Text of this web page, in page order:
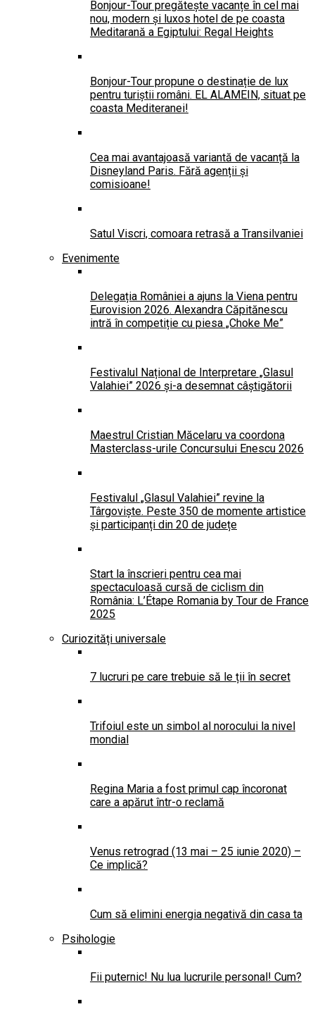
Bonjour-Tour pregătește vacanțe în cel mai
nou, modern și luxos hotel de pe coasta
Meditarană a Egiptului: Regal Heights
Bonjour-Tour propune o destinație de lux
pentru turiștii români. EL ALAMEIN, situat pe
coasta Mediteranei!
Cea mai avantajoasă variantă de vacanță la
Disneyland Paris. Fără agenții și
comisioane!
Satul Viscri, comoara retrasă a Transilvaniei
Evenimente
Delegația României a ajuns la Viena pentru
Eurovision 2026. Alexandra Căpitănescu
intră în competiție cu piesa „Choke Me”
Festivalul Național de Interpretare „Glasul
Valahiei” 2026 și-a desemnat câștigătorii
Maestrul Cristian Măcelaru va coordona
Masterclass-urile Concursului Enescu 2026
Festivalul „Glasul Valahiei” revine la
Târgoviște. Peste 350 de momente artistice
și participanți din 20 de județe
Start la înscrieri pentru cea mai
spectaculoasă cursă de ciclism din
România: L’Étape Romania by Tour de France
2025
Curiozități universale
7 lucruri pe care trebuie să le ții în secret
Trifoiul este un simbol al norocului la nivel
mondial
Regina Maria a fost primul cap încoronat
care a apărut într-o reclamă
Venus retrograd (13 mai – 25 iunie 2020) –
Ce implică?
Cum să elimini energia negativă din casa ta
Psihologie
Fii puternic! Nu lua lucrurile personal! Cum?